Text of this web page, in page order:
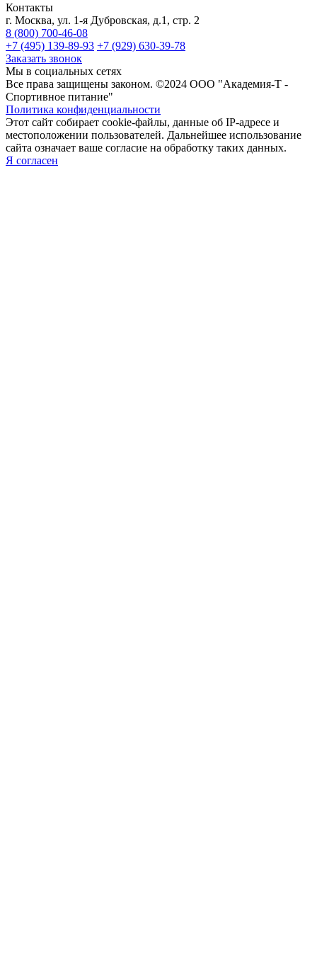
Контакты
г. Москва, ул. 1-я Дубровская, д.1, стр. 2
8 (800) 700-46-08
+7 (495) 139-89-93 +7 (929) 630-39-78
Заказать звонок
Мы в социальных сетях
Все права защищены законом. ©2024 ООО "Академия-Т -
Спортивное питание"
Политика конфиденциальности
Этот сайт собирает cookie-файлы, данные об IP-адресе и
местоположении пользователей. Дальнейшее использование
сайта означает ваше согласие на обработку таких данных.
Я согласен